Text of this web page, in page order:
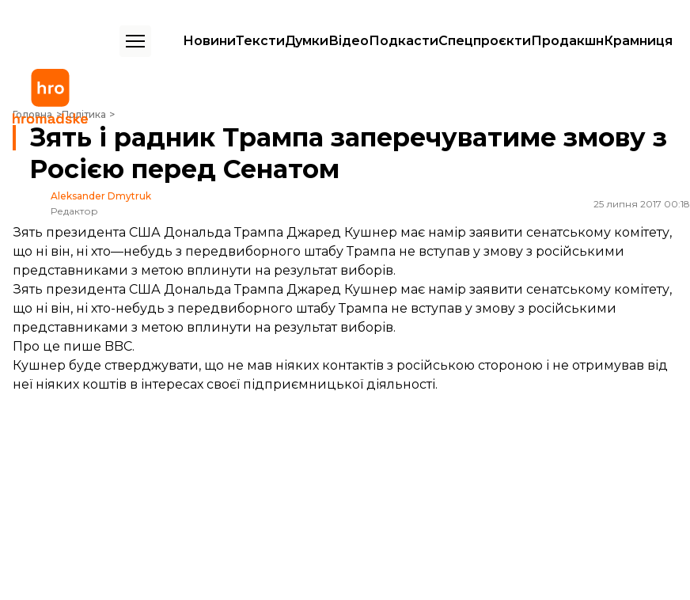
НовиниТекстиДумкиВідеоПодкастиСпецпроєктиПродакшнКрамниця
Головна Політика
Зять і радник Трампа заперечуватиме змову з Росією перед Сенатом
Зять і радник Трампа заперечуватиме змову з
Росією перед Сенатом
Aleksander Dmytruk
Редактор
25 липня 2017 00:18
Зять президента США Дональда Трампа Джаред Кушнер має намір заявити сенатському комітету,
що ні він, ні хто—небудь з передвиборного штабу Трампа не вступав у змову з російськими
представниками з метою вплинути на результат виборів.
Зять президента США Дональда Трампа Джаред Кушнер має намір заявити сенатському комітету,
що ні він, ні хто-небудь з передвиборного штабу Трампа не вступав у змову з російськими
представниками з метою вплинути на результат виборів.
Про це пише BBC.
Кушнер буде стверджувати, що не мав ніяких контактів з російською стороною і не отримував від
неї ніяких коштів в інтересах своєї підприємницької діяльності.